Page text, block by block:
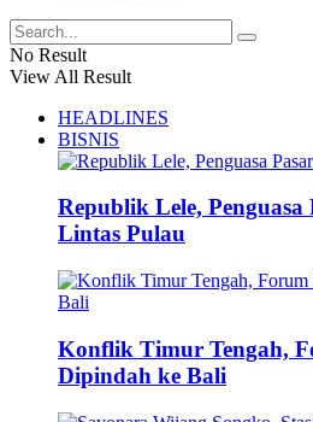
No Result
View All Result
HEADLINES
BISNIS
Republik Lele,
Lintas Pulau
Konflik Timur Tengah,
Dipindah ke Bali